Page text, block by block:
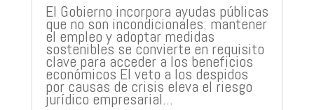
El Gobierno incorpora ayudas públicas
que no son incondicionales: mantener
el empleo y adoptar medidas
sostenibles se convierte en requisito
clave para acceder a los beneficios
económicos El veto a los despidos
por causas de crisis eleva el riesgo
jurídico empresarial...